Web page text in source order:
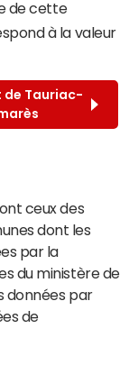
de cette
à la valeur
de Tauriac-
ceux des
dont les
par la
du ministère de
données par
de